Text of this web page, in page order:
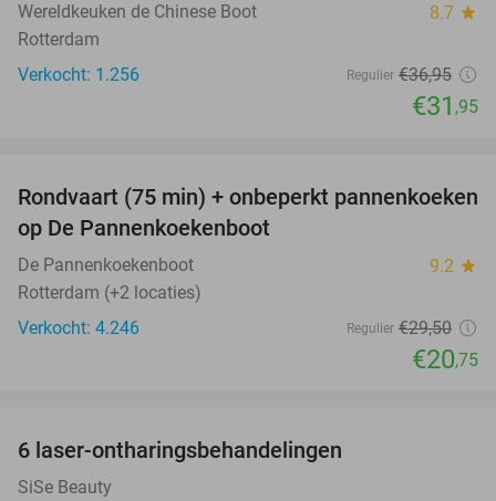
Wereldkeuken de Chinese Boot 8.7 star
Rotterdam
Verkocht: 1.256
Regulier €36,95
€31 ,95
30%
Rondvaart (75 min) + onbeperkt pannenkoeken
op De Pannenkoekenboot
De Pannenkoekenboot 9.2 star
Rotterdam (+2 locaties)
Verkocht: 4.246
Regulier €29,50
€20,75
6 laser-ontharingsbehandelingen
SiSe Beauty